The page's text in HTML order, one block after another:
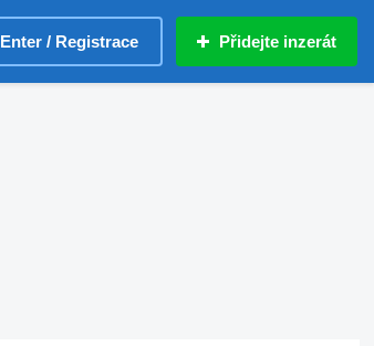
Enter / Registrace Přidejte inzerát